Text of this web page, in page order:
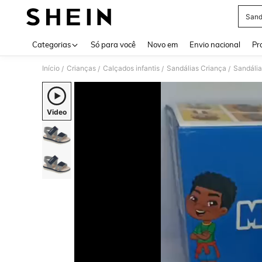
Categorias Só para você Novo em Envio nacional
Início / Crianças / Calçados infantis / Sandálias Criança /
Video